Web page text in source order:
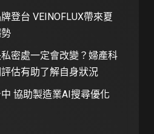
登台 VEINOFLUX帶來夏
密處一定會改變？婦產科
估有助了解自身狀況
協助製造業AI搜尋優化